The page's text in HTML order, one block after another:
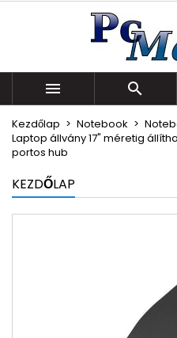
 
Kezdőlap Notebook
Laptop állvány 17" méretig
portos hub
KEZDŐLAP
Kívánságlistáim
add_circle_outline Új lista létrehozása
Kívánságlista
Kívánságlista neve
Bejelentkezés
Be kell jelentkezned a
történő mentéséhez.